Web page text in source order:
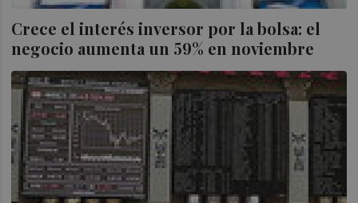
Crece el interés inversor por la bolsa: el
negocio aumenta un 59% en noviembre